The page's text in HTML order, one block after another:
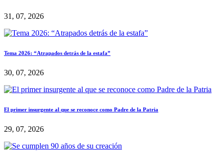
31, 07, 2026
Tema 2026: “Atrapados detrás de la estafa”
30, 07, 2026
El primer insurgente al que se reconoce como Padre de la Patria
29, 07, 2026